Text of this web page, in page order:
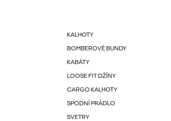
KALHOTY
BOMBEROVÉ BUNDY
KABÁTY
LOOSE FIT DŽÍNY
CARGO KALHOTY
SPODNÍ PRÁDLO
SVETRY